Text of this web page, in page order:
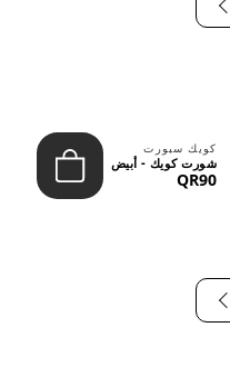
كويك سبورت
شورت كويك - أبيض
QR90